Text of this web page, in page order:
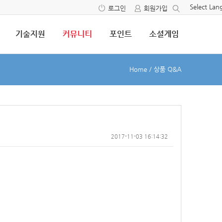
Select
로그인 회원가입
기술지원 커뮤니티 포인트 소셜게임
Home / 상품 Q&A
2017-11-03 16:14:32